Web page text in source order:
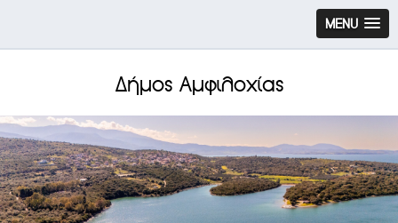
MENU
Δήμος Αμφιλοχίας